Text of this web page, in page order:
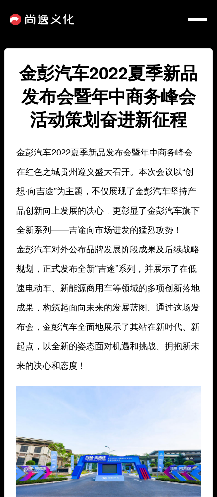
金彭汽车2022夏季新品
发布会暨年中商务峰会
活动策划奋进新征程
金彭汽车2022夏季新品发布会暨年中商务峰会
在红色之城贵州遵义盛大召开。本次会议以“创
想·向吉途”为主题，不仅展现了金彭汽车坚持产
品创新向上发展的决心，更彰显了金彭汽车旗下
全新系列——吉途向市场进发的猛烈攻势！
金彭汽车对外公布品牌发展阶段成果及后续战略
规划，正式发布全新“吉途”系列，并展示了在低
速电动车、新能源商用车等领域的多项创新落地
成果，构筑起面向未来的发展蓝图。通过这场发
布会，金彭汽车全面地展示了其站在新时代、新
起点，以全新的姿态面对机遇和挑战、拥抱新未
来的决心和态度！